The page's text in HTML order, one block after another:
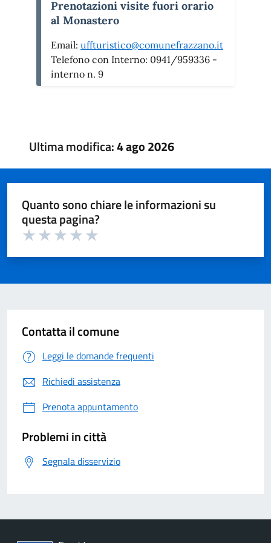
Prenotazioni visite fuori orario
al Monastero
Email: uffturistico@comunefrazzano.it
Telefono con Interno: 0941/959336 -
interno n. 9
Ultima modifica:4 ago 2026
Quanto sono chiare le informazioni su
questa pagina?
Contatta il comune
Leggi le domande frequenti
Richiedi assistenza
Prenota appuntamento
Problemi in città
Segnala disservizio